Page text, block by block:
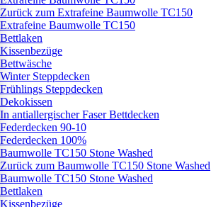
Zurück zum Extrafeine Baumwolle TC150
Extrafeine Baumwolle TC150
Bettlaken
Kissenbezüge
Bettwäsche
Winter Steppdecken
Frühlings Steppdecken
Dekokissen
In antiallergischer Faser Bettdecken
Federdecken 90-10
Federdecken 100%
Baumwolle TC150 Stone Washed
Zurück zum Baumwolle TC150 Stone Washed
Baumwolle TC150 Stone Washed
Bettlaken
Kissenbezüge